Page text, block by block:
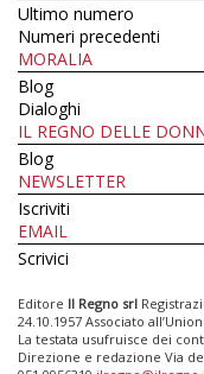
Ultimo numero
Numeri precedenti
MORALIA
Blog
Dialoghi
IL REGNO DELLE
Blog
NEWSLETTER
Iscriviti
EMAIL
Scrivici
Editore Il Regno srl
24.10.1957 Associato
La testata usufruisce dei
Direzione e redazione Via